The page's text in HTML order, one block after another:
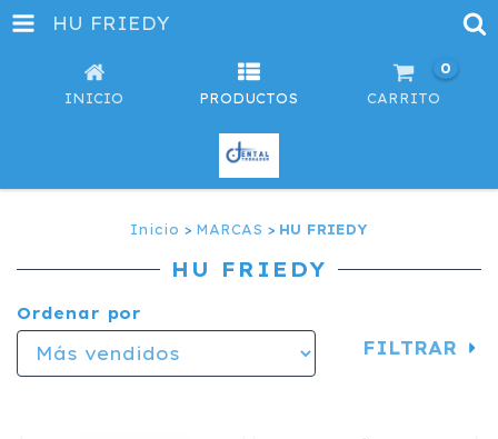
HU FRIEDY
INICIO PRODUCTOS CARRITO
0
Inicio > MARCAS > HU FRIEDY
HU FRIEDY
Ordenar por
FILTRAR